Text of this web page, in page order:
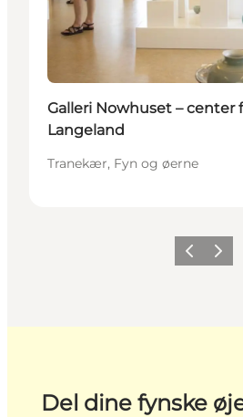
Galleri Nowhuset – center
Langeland
Tranekær, Fyn og øerne
ForrigeNæste
Del dine fynske